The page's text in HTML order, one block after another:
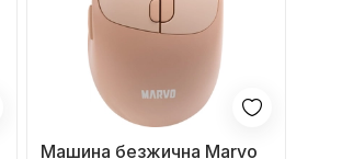
Mашина безжична Marvo